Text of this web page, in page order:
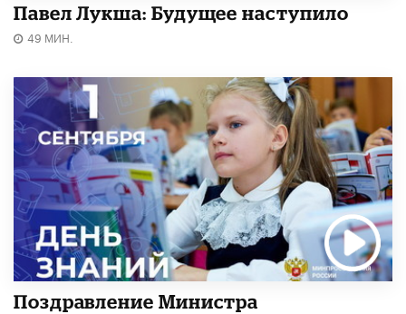
Павел Лукша: Будущее наступило
49 МИН.
Поздравление Министра